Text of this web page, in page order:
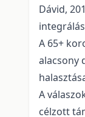
Dávid,
A 65+
alacsony
A
célzott